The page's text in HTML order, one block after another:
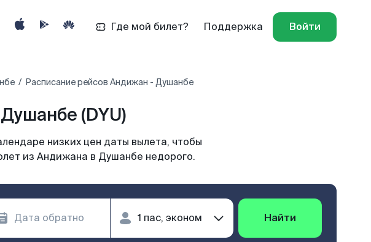
Где мой билет? Поддержка Войти
Расписание рейсов Андижан - Душанбе
(DYU)
низких цен даты вылета, чтобы
из Андижана в Душанбе недорого.
Найти